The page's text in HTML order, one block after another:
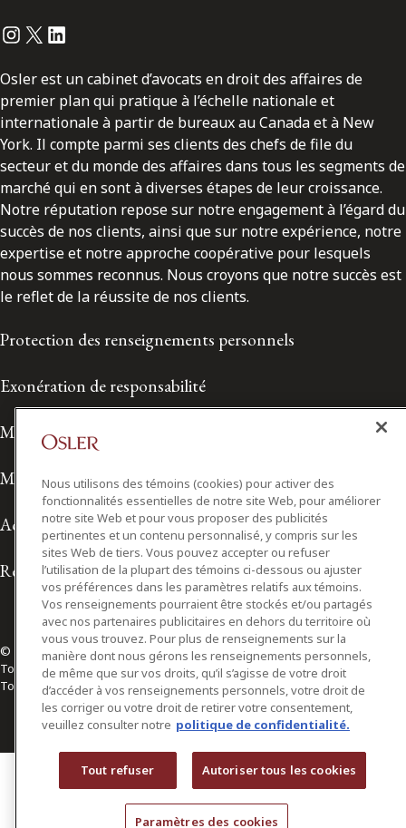
Instagram
Twitter
LinkedIn
Osler est un cabinet d’avocats en droit des affaires de
premier plan qui pratique à l’échelle nationale et
internationale à partir de bureaux au Canada et à New
York. Il compte parmi ses clients des chefs de file du
secteur et du monde des affaires dans tous les segments de
marché qui en sont à diverses étapes de leur croissance.
Notre réputation repose sur notre engagement à l’égard du
succès de nos clients, ainsi que sur notre expérience, notre
expertise et notre approche coopérative pour lesquels
nous sommes reconnus. Nous croyons que notre succès est
le reflet de la réussite de nos clients.
Protection des renseignements personnels
Exonération de responsabilité
Modalités de prestation de services
Modalités d'utilisation
Accessibilité
Relations avec les médias
© 2026 Osler, Hoskin & Harcourt S.E.N.C.R.L./s.r.l.
Tous droits réservés
Toronto | Montréal | Calgary | Vancouver | Ottawa | New York
Nous utilisons des témoins (cookies) pour activer des
fonctionnalités essentielles de notre site Web, pour améliorer
notre site Web et pour vous proposer des publicités
pertinentes et un contenu personnalisé, y compris sur les
sites Web de tiers. Vous pouvez accepter ou refuser
l’utilisation de la plupart des témoins ci-dessous ou ajuster
vos préférences dans les paramètres relatifs aux témoins.
Vos renseignements pourraient être stockés et/ou partagés
avec nos partenaires publicitaires en dehors du territoire où
vous vous trouvez. Pour plus de renseignements sur la
manière dont nous gérons les renseignements personnels,
de même que sur vos droits, qu’il s’agisse de votre droit
d’accéder à vos renseignements personnels, votre droit de
les corriger ou votre droit de retirer votre consentement,
veuillez consulter notre politique de confidentialité.
Tout refuser Autoriser tous les cookies
Paramètres des cookies